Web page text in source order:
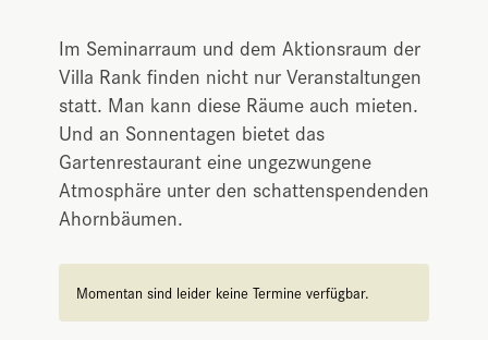
Im Seminarraum und dem Aktionsraum der
Villa Rank finden nicht nur Veranstaltungen
statt. Man kann diese Räume auch mieten.
Und an Sonnentagen bietet das
Gartenrestaurant eine ungezwungene
Atmosphäre unter den schattenspendenden
Ahornbäumen.
Momentan sind leider keine Termine verfügbar.